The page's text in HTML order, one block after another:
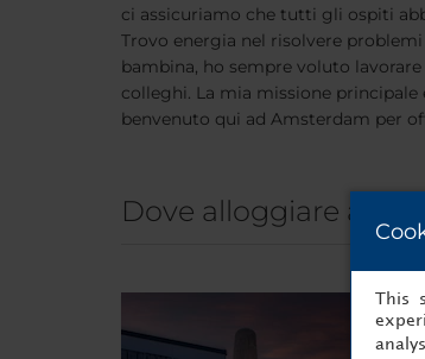
ci assicuriamo che tutti gli ospiti
Trovo energia nel risolvere
bambina, ho sempre voluto
colleghi. La mia missione
benvenuto qui ad Amsterdam per
Dove alloggiare a
This